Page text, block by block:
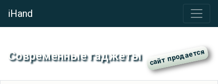
iHand
Современные гаджеты